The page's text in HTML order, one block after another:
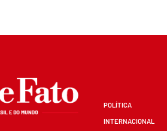
POLÍTICA
INTERNACIONAL